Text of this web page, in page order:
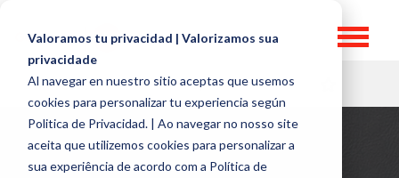
Valoramos tu privacidad | Valorizamos sua
privacidade
Al navegar en nuestro sitio aceptas que usemos
cookies para personalizar tu experiencia según
Politica de Privacidad. | Ao navegar no nosso site
aceita que utilizemos cookies para personalizar a
sua experiência de acordo com a Política de
HR TOPICS